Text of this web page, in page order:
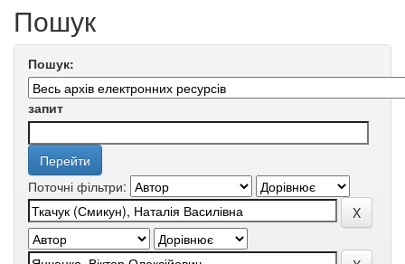
Пошук
Пошук:
запит
Поточні фільтри: